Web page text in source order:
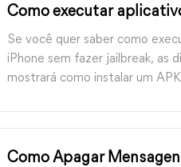
Como executar
fazer jailbreak
Se você quer saber como
iPhone sem fazer jailbreak, as
mostrará como instalar um
Como Apagar